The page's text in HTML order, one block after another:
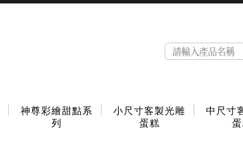
神尊彩繪甜點系
列
小尺寸客製光雕
蛋糕
中尺寸